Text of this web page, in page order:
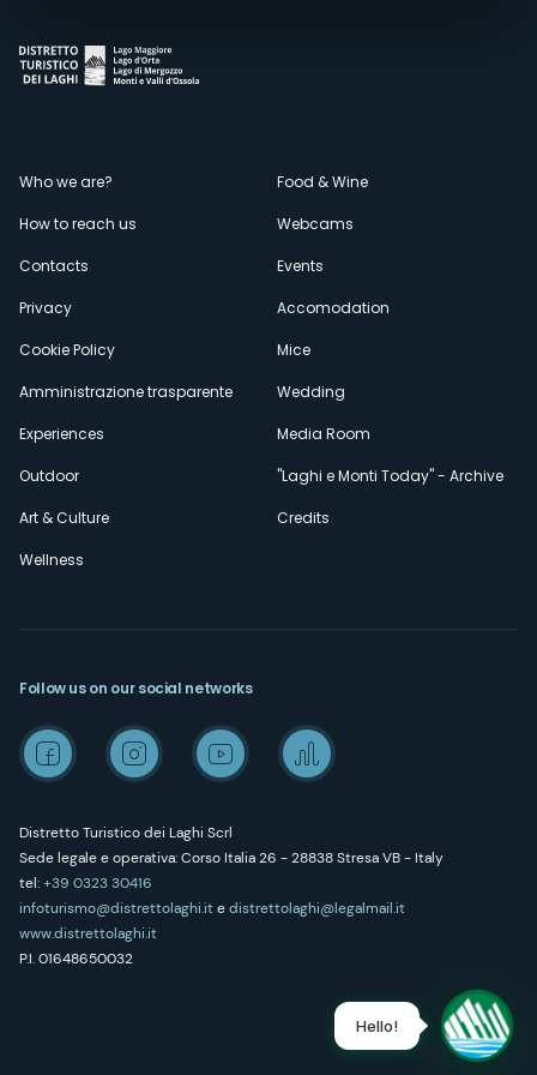
Menù
secondario
Who we are?
How to reach us
Contacts
Privacy
Cookie Policy
Amministrazione trasparente
Experiences
Outdoor
Art & Culture
Wellness
Food & Wine
Webcams
Events
Accomodation
Mice
Wedding
Media Room
"Laghi e Monti Today" - Archive
Credits
Distretto Turistico dei Laghi Scrl
Sede legale e operativa: Corso Italia 26 - 28838 Stresa VB - Italy
tel:+39 0323 30416
infoturismo@distrettolaghi.itedistrettolaghi@legalmail.it
www.distrettolaghi.it
P.I. 01648650032
Follow us on our social networks